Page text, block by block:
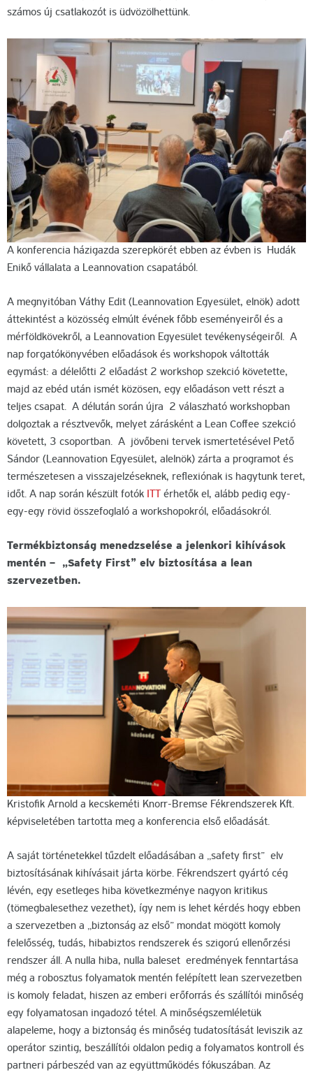
számos új csatlakozót is üdvözölhettünk.
A konferencia házigazda szerepkörét ebben az évben is Hudák
Enikő vállalata a Leannovation csapatából.
A megnyitóban Váthy Edit (Leannovation Egyesület, elnök) adott
áttekintést a közösség elmúlt évének főbb eseményeiről és a
mérföldkövekről, a Leannovation Egyesület tevékenységeiről. A
nap forgatókönyvében előadások és workshopok váltották
egymást: a délelőtti 2 előadást 2 workshop szekció követette,
majd az ebéd után ismét közösen, egy előadáson vett részt a
teljes csapat. A délután során újra 2 válaszható workshopban
dolgoztak a résztvevők, melyet zárásként a Lean Coffee szekció
követett, 3 csoportban. A jövőbeni tervek ismertetésével Pető
Sándor (Leannovation Egyesület, alelnök) zárta a programot és
természetesen a visszajelzéseknek, reflexiónak is hagytunk teret,
időt. A nap során készült fotók ITT érhetők el, alább pedig egy-
egy-egy rövid összefoglaló a workshopokról, előadásokról.
Termékbiztonság menedzselése a jelenkori kihívások
mentén – „Safety First” elv biztosítása a lean
szervezetben.
Kristofik Arnold a kecskeméti Knorr-Bremse Fékrendszerek Kft.
képviseletében tartotta meg a konferencia első előadását.
A saját történetekkel tűzdelt előadásában a „safety first” elv
biztosításának kihívásait járta körbe. Fékrendszert gyártó cég
lévén, egy esetleges hiba következménye nagyon kritikus
(tömegbalesethez vezethet), így nem is lehet kérdés hogy ebben
a szervezetben a „biztonság az első” mondat mögött komoly
felelősség, tudás, hibabiztos rendszerek és szigorú ellenőrzési
rendszer áll. A nulla hiba, nulla baleset eredmények fenntartása
még a robosztus folyamatok mentén felépített lean szervezetben
is komoly feladat, hiszen az emberi erőforrás és szállítói minőség
egy folyamatosan ingadozó tétel. A minőségszemléletük
alapeleme, hogy a biztonság és minőség tudatosítását leviszik az
operátor szintig, beszállítói oldalon pedig a folyamatos kontroll és
partneri párbeszéd van az együttműködés fókuszában. Az